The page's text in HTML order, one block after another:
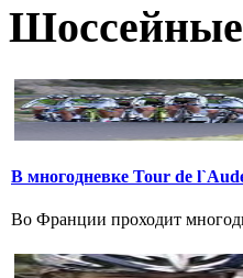
В многодневке Tour de
Во Франции проходит